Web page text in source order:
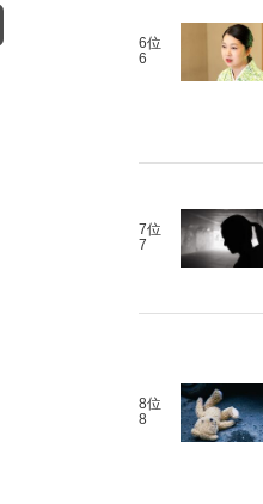
6位
6
7位
7
8位
8